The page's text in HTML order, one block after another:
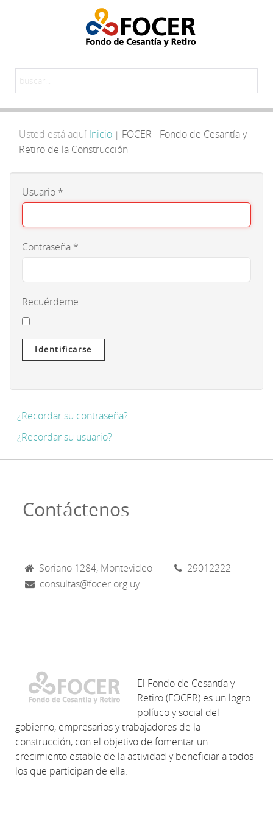
Usted está aquí Inicio | FOCER - Fondo de Cesantía y
Retiro de la Construcción
Usuario *
Contraseña *
Recuérdeme
Identificarse
¿Recordar su contraseña?
¿Recordar su usuario?
Contáctenos
Soriano 1284, Montevideo
29012222
consultas@focer.org.uy
El Fondo de Cesantía y
Retiro (FOCER) es un logro
político y social del
gobierno, empresarios y trabajadores de la
construcción, con el objetivo de fomentar un
crecimiento estable de la actividad y beneficiar a todos
los que participan de ella.